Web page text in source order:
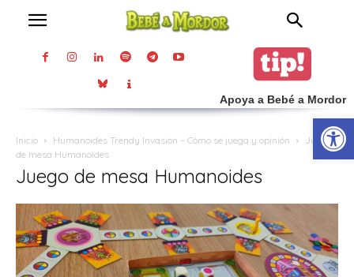
Apoya a Bebé a Mordor
Inicio Humanoides Trendy Invasion – Cómo se juega y opinión
Juego
de mesa Humanoides
Juego de mesa Humanoides